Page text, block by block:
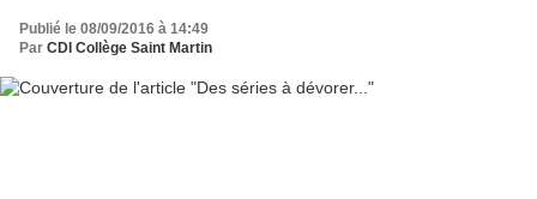
Publié le 08/09/2016 à 14:49
Par CDI Collège Saint Martin